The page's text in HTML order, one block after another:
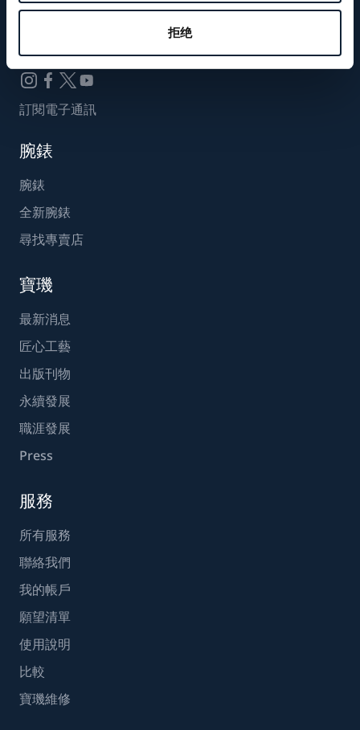
拒绝
WeChat ID
Breguet_China
訂閱電子通訊
腕錶
腕錶
全新腕錶
尋找專賣店
寶璣
最新消息
匠心工藝
出版刊物
永續發展
職涯發展
Press
服務
所有服務
聯絡我們
我的帳戶
願望清單
使用說明
比較
寶璣維修